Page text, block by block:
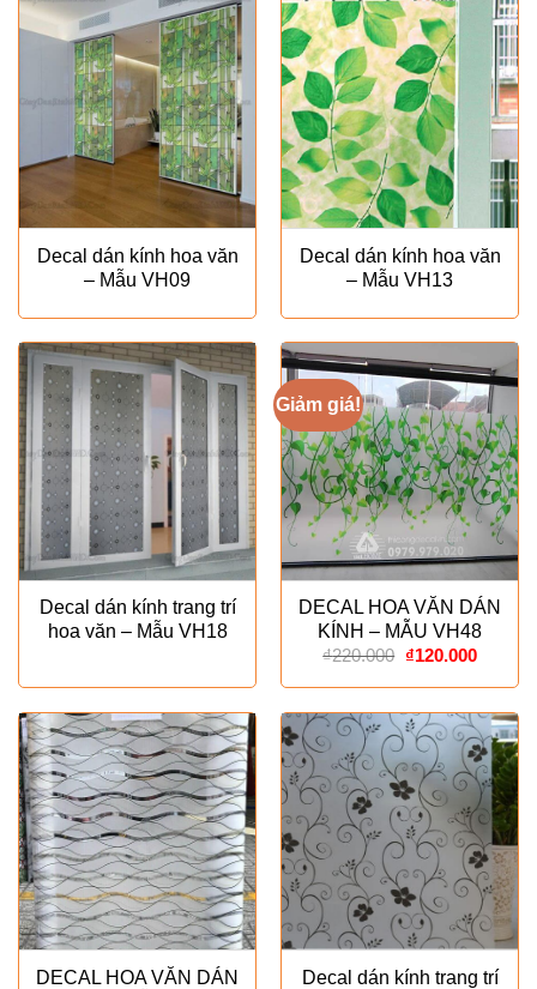
Decal dán kính hoa văn
– Mẫu VH09
Decal dán kính hoa văn
– Mẫu VH13
Decal dán kính trang trí
hoa văn – Mẫu VH18
Giảm giá!
DECAL HOA VĂN DÁN
KÍNH – MẪU VH48
₫220.000 Giá
là:
₫220.000.
₫120.000Giá
tại
là:
DECAL HOA VĂN DÁN
Decal dán kính trang trí